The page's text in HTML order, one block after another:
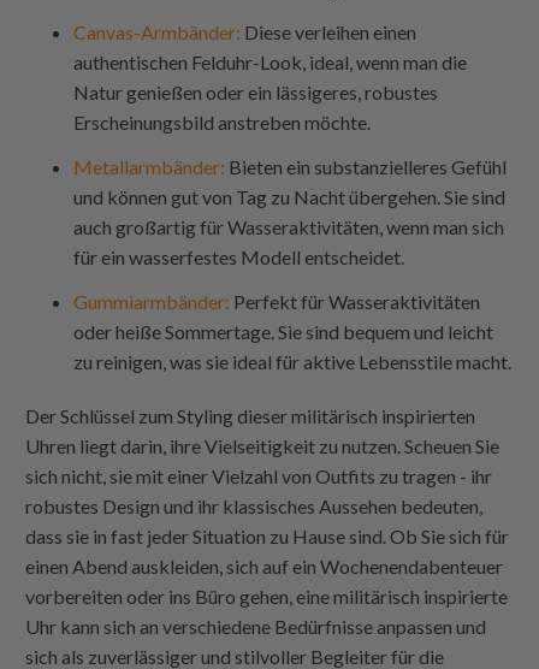
Canvas-Armbänder: Diese verleihen einen
authentischen Felduhr-Look, ideal, wenn man die
Natur genießen oder ein lässigeres, robustes
Erscheinungsbild anstreben möchte.
Metallarmbänder: Bieten ein substanzielleres Gefühl
und können gut von Tag zu Nacht übergehen. Sie sind
auch großartig für Wasseraktivitäten, wenn man sich
für ein wasserfestes Modell entscheidet.
Gummiarmbänder: Perfekt für Wasseraktivitäten
oder heiße Sommertage. Sie sind bequem und leicht
zu reinigen, was sie ideal für aktive Lebensstile macht.
Der Schlüssel zum Styling dieser militärisch inspirierten
Uhren liegt darin, ihre Vielseitigkeit zu nutzen. Scheuen Sie
sich nicht, sie mit einer Vielzahl von Outfits zu tragen - ihr
robustes Design und ihr klassisches Aussehen bedeuten,
dass sie in fast jeder Situation zu Hause sind. Ob Sie sich für
einen Abend auskleiden, sich auf ein Wochenendabenteuer
vorbereiten oder ins Büro gehen, eine militärisch inspirierte
Uhr kann sich an verschiedene Bedürfnisse anpassen und
sich als zuverlässiger und stilvoller Begleiter für die